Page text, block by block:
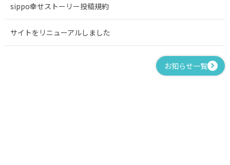
sippo幸せストーリー投稿規約
サイトをリニューアルしました
お知らせ一覧